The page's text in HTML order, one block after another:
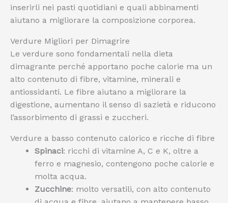
inserirli nei pasti quotidiani e quali abbinamenti
aiutano a migliorare la composizione corporea.
Verdure Migliori per Dimagrire
Le verdure sono fondamentali nella dieta
dimagrante perché apportano poche calorie ma un
alto contenuto di fibre, vitamine, minerali e
antiossidanti. Le fibre aiutano a migliorare la
digestione, aumentano il senso di sazietà e riducono
l’assorbimento di grassi e zuccheri.
Verdure a basso contenuto calorico e ricche di fibre
Spinaci: ricchi di vitamine A, C e K, oltre a
ferro e magnesio, contengono poche calorie e
molta acqua.
Zucchine: molto versatili, con alto contenuto